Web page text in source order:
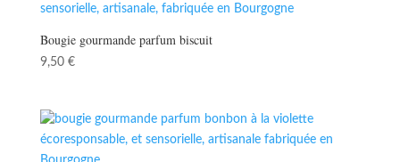
Bougie gourmande parfum biscuit
9,50 €